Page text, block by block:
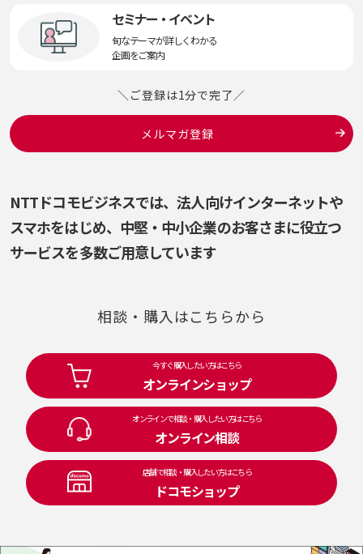
セミナー・イベント
旬なテーマが詳しくわかる
企画をご案内
＼ご登録は1分で完了／
メルマガ登録
NTTドコモビジネスでは、法人向けインターネットや
スマホをはじめ、 中堅・中小企業のお客さまに役立つ
サービスを多数ご用意しています
相談・購入はこちらから
今すぐ購入したい方はこちら
オンラインショップ
オンラインで相談・購入したい方はこちら
オンライン相談
店舗で相談・購入したい方はこちら
ドコモショップ